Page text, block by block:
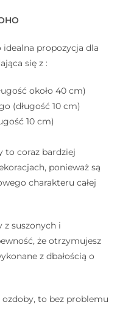
propozycja dla
się z :
około 40 cm)
(długość 10 cm)
10 cm)
to coraz bardziej
ponieważ są
charakteru całej
z suszonych i
że otrzymujesz
z dbałością o
ozdoby, to bez problemu